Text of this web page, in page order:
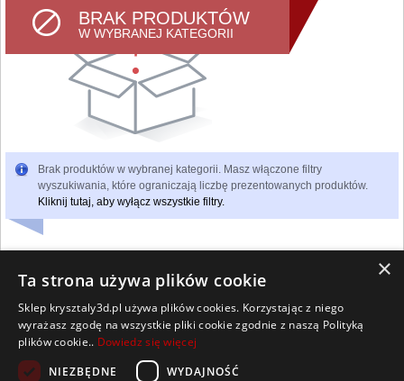
BRAK PRODUKTÓW
W WYBRANEJ KATEGORII
Brak produktów w wybranej kategorii. Masz włączone filtry
wyszukiwania, które ograniczają liczbę prezentowanych produktów.
Kliknij tutaj, aby wyłącz wszystkie filtry.
Wszelkie prawa zastrzeżone
Kontakt Współpraca Regulamin
Pomoc Strona główna
×
Ta strona używa plików cookie
Sklep krysztaly3d.pl używa plików cookies. Korzystając z niego
wyrażasz zgodę na wszystkie pliki cookie zgodnie z naszą Polityką
plików cookie.. Dowiedz się więcej
NIEZBĘDNE
WYDAJNOŚĆ